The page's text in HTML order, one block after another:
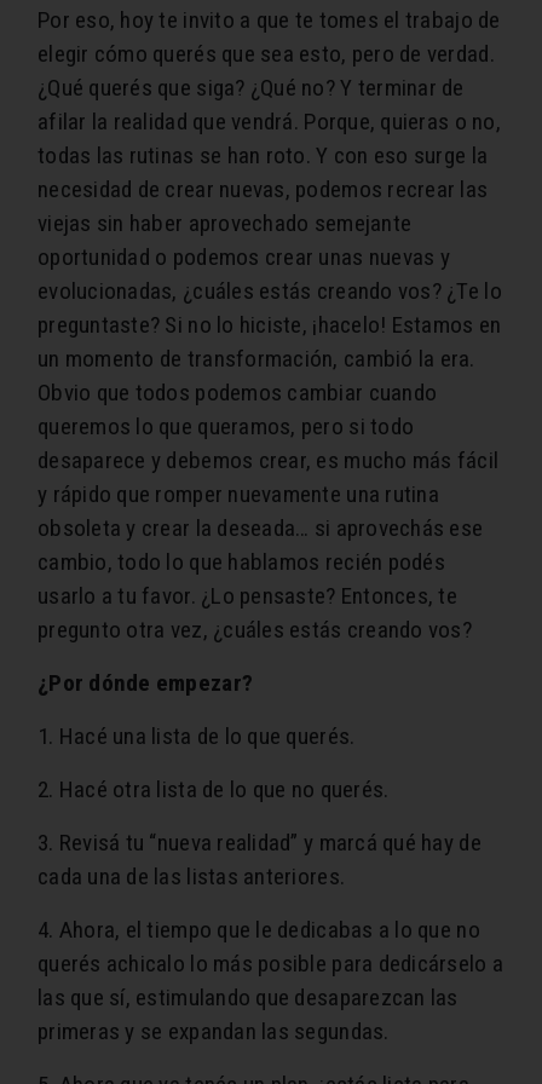
Por eso, hoy te invito a que te tomes el trabajo de
elegir cómo querés que sea esto, pero de verdad.
¿Qué querés que siga? ¿Qué no? Y terminar de
afilar la realidad que vendrá. Porque, quieras o no,
todas las rutinas se han roto. Y con eso surge la
necesidad de crear nuevas, podemos recrear las
viejas sin haber aprovechado semejante
oportunidad o podemos crear unas nuevas y
evolucionadas, ¿cuáles estás creando vos? ¿Te lo
preguntaste? Si no lo hiciste, ¡hacelo! Estamos en
un momento de transformación, cambió la era.
Obvio que todos podemos cambiar cuando
queremos lo que queramos, pero si todo
desaparece y debemos crear, es mucho más fácil
y rápido que romper nuevamente una rutina
obsoleta y crear la deseada… si aprovechás ese
cambio, todo lo que hablamos recién podés
usarlo a tu favor. ¿Lo pensaste? Entonces, te
pregunto otra vez, ¿cuáles estás creando vos?
¿Por dónde empezar?
1. Hacé una lista de lo que querés.
2. Hacé otra lista de lo que no querés.
3. Revisá tu “nueva realidad” y marcá qué hay de
cada una de las listas anteriores.
4. Ahora, el tiempo que le dedicabas a lo que no
querés achicalo lo más posible para dedicárselo a
las que sí, estimulando que desaparezcan las
primeras y se expandan las segundas.